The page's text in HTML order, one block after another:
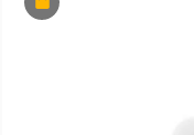
Premium